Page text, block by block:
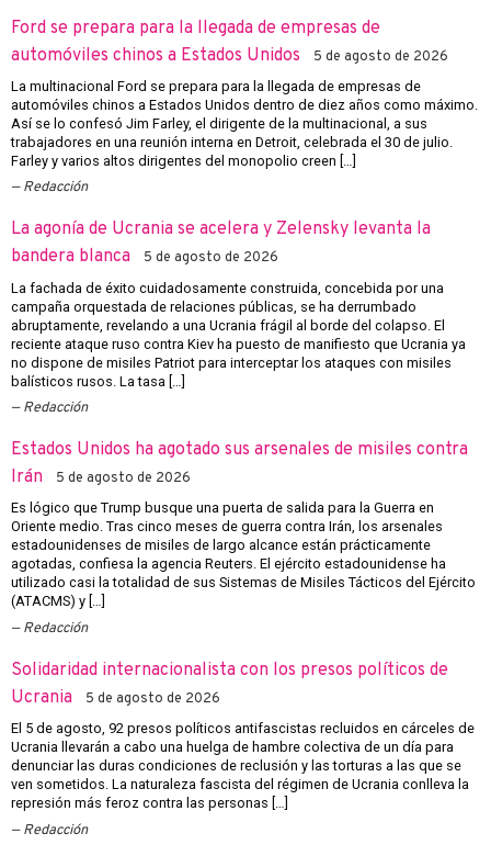
Ford se prepara para la llegada de empresas de
automóviles chinos a Estados Unidos
5 de agosto de 2026
La multinacional Ford se prepara para la llegada de empresas de
automóviles chinos a Estados Unidos dentro de diez años como máximo.
Así se lo confesó Jim Farley, el dirigente de la multinacional, a sus
trabajadores en una reunión interna en Detroit, celebrada el 30 de julio.
Farley y varios altos dirigentes del monopolio creen […]
Redacción
La agonía de Ucrania se acelera y Zelensky levanta la
bandera blanca
5 de agosto de 2026
La fachada de éxito cuidadosamente construida, concebida por una
campaña orquestada de relaciones públicas, se ha derrumbado
abruptamente, revelando a una Ucrania frágil al borde del colapso. El
reciente ataque ruso contra Kiev ha puesto de manifiesto que Ucrania ya
no dispone de misiles Patriot para interceptar los ataques con misiles
balísticos rusos. La tasa […]
Redacción
Estados Unidos ha agotado sus arsenales de misiles contra
Irán
5 de agosto de 2026
Es lógico que Trump busque una puerta de salida para la Guerra en
Oriente medio. Tras cinco meses de guerra contra Irán, los arsenales
estadounidenses de misiles de largo alcance están prácticamente
agotadas, confiesa la agencia Reuters. El ejército estadounidense ha
utilizado casi la totalidad de sus Sistemas de Misiles Tácticos del Ejército
(ATACMS) y […]
Redacción
Solidaridad internacionalista con los presos políticos de
Ucrania
5 de agosto de 2026
El 5 de agosto, 92 presos políticos antifascistas recluidos en cárceles de
Ucrania llevarán a cabo una huelga de hambre colectiva de un día para
denunciar las duras condiciones de reclusión y las torturas a las que se
ven sometidos. La naturaleza fascista del régimen de Ucrania conlleva la
represión más feroz contra las personas […]
Redacción